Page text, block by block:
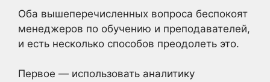
Оба вышеперечисленных вопроса беспокоят
менеджеров по обучению и преподавателей,
и есть несколько способов преодолеть это.
Первое — использовать аналитику